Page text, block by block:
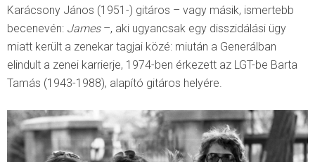
Karácsony János (1951-) gitáros – vagy másik, ismertebb
becenevén: James–, aki ugyancsak egy disszidálási ügy
miatt került a zenekar tagjai közé: miután a Generálban
elindult a zenei karrierje, 1974-ben érkezett az LGT-be Barta
Tamás (1943-1988), alapító gitáros helyére.